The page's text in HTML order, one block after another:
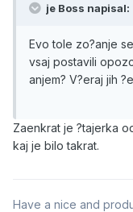
je Boss napisal:
Evo tole zo?anje
vsaj postavili
anjem? V?eraj jih
Zaenkrat je ?tajerka
kaj je bilo takrat.
Have a nice and